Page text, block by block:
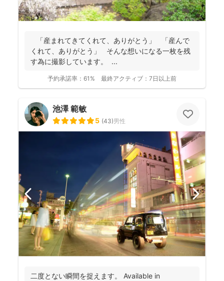
「産まれてきてくれて、ありがとう」 「産んで
くれて、ありがとう」 そんな想いになる一枚を残
す為に撮影しています。 ...
予約承諾率： 61% 最終アクティブ： 7日以上前
池澤 範敏
5 (43)男性
二度とない瞬間を捉えます。 Available in